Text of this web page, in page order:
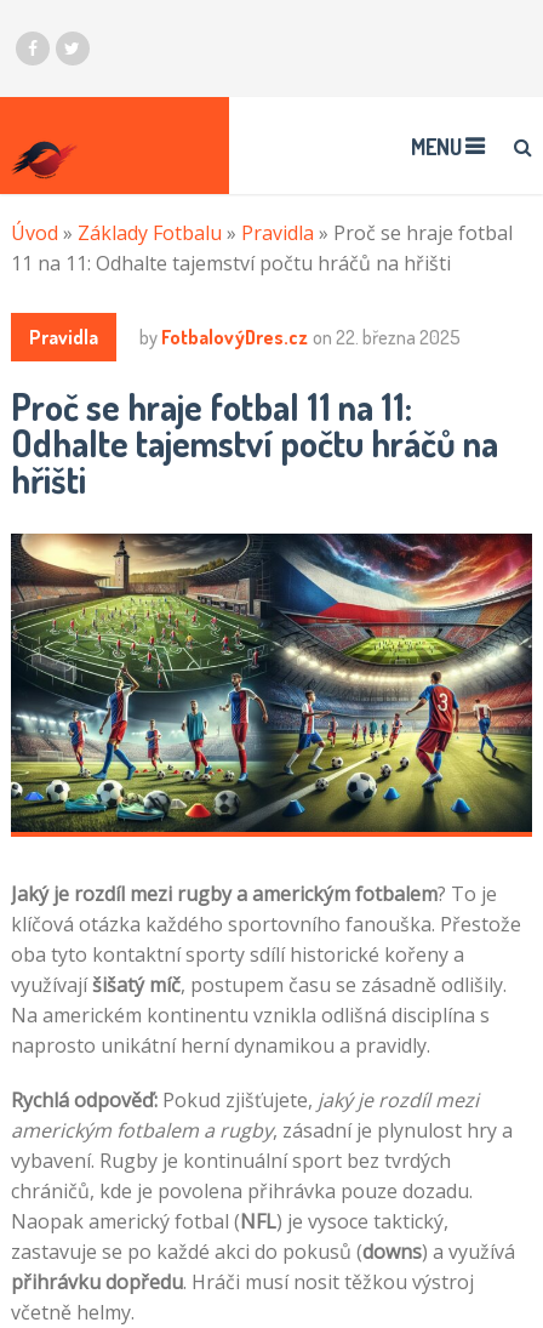
MENU
Úvod » Základy Fotbalu » Pravidla » Proč se hraje fotbal
11 na 11: Odhalte tajemství počtu hráčů na hřišti
Pravidla by FotbalovýDres.cz on 22. března 2025
Proč se hraje fotbal 11 na 11:
Odhalte tajemství počtu hráčů na
hřišti
Jaký je rozdíl mezi rugby a americkým fotbalem? To je
klíčová otázka každého sportovního fanouška. Přestože
oba tyto kontaktní sporty sdílí historické kořeny a
využívajíšišatý míč, postupem času se zásadně odlišily.
Na americkém kontinentu vznikla odlišná disciplína s
naprosto unikátní herní dynamikou a pravidly.
Rychlá odpověď:Pokud zjišťujete, jaký je rozdíl mezi
americkým fotbalem a rugby, zásadní je plynulost hry a
vybavení. Rugby je kontinuální sport bez tvrdých
chráničů, kde je povolena přihrávka pouze dozadu.
Naopak americký fotbal (NFL) je vysoce taktický,
zastavuje se po každé akci do pokusů (downs) a využívá
přihrávku dopředu. Hráči musí nosit těžkou výstroj
včetně helmy.